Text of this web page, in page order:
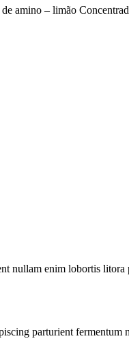
amino – limão
nullam enim lobortis litora
parturient fermentum